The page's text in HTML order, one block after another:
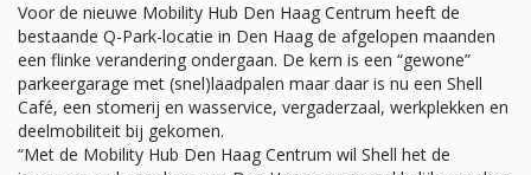
Voor de nieuwe Mobility Hub Den Haag Centrum heeft de
bestaande Q-Park-locatie in Den Haag de afgelopen maanden
een flinke verandering ondergaan. De kern is een “gewone”
parkeergarage met (snel)laadpalen maar daar is nu een Shell
Café, een stomerij en wasservice, vergaderzaal, werkplekken en
deelmobiliteit bij gekomen.
“Met de Mobility Hub Den Haag Centrum wil Shell het de